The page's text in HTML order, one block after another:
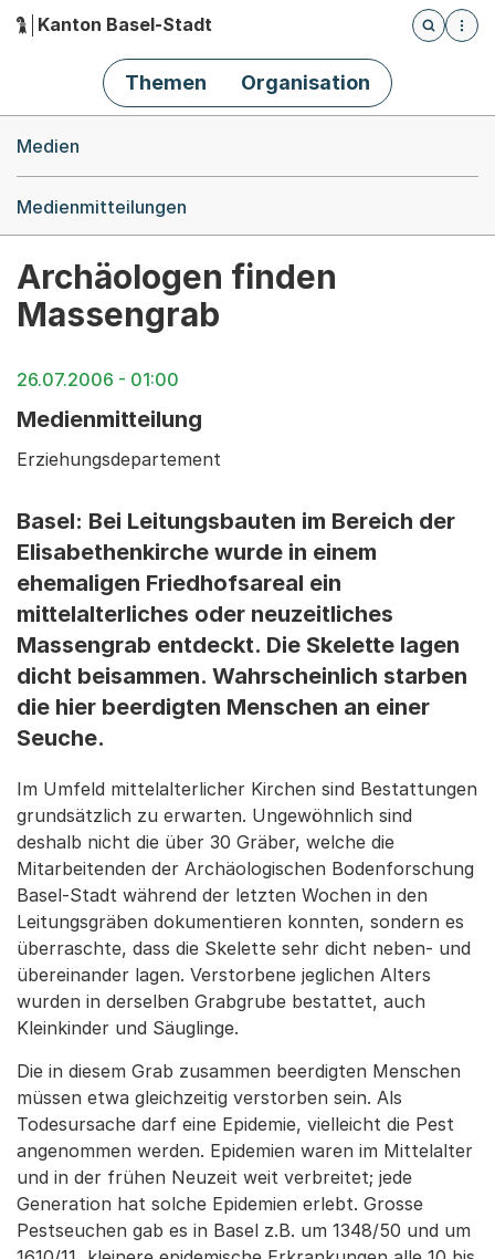
Hauptnavigation
Kanton Basel-Stadt
Öffnet
Themen Organisation
Medien
Medienmitteilungen
Archäologen finden
Massengrab
26.07.2006 - 01:00
Medienmitteilung
Erziehungsdepartement
Basel: Bei Leitungsbauten im Bereich der
Elisabethenkirche wurde in einem
ehemaligen Friedhofsareal ein
mittelalterliches oder neuzeitliches
Massengrab entdeckt. Die Skelette lagen
dicht beisammen. Wahrscheinlich starben
die hier beerdigten Menschen an einer
Seuche.
Im Umfeld mittelalterlicher Kirchen sind Bestattungen
grundsätzlich zu erwarten. Ungewöhnlich sind
deshalb nicht die über 30 Gräber, welche die
Mitarbeitenden der Archäologischen Bodenforschung
Basel-Stadt während der letzten Wochen in den
Leitungsgräben dokumentieren konnten, sondern es
überraschte, dass die Skelette sehr dicht neben- und
übereinander lagen. Verstorbene jeglichen Alters
wurden in derselben Grabgrube bestattet, auch
Kleinkinder und Säuglinge.
Die in diesem Grab zusammen beerdigten Menschen
müssen etwa gleichzeitig verstorben sein. Als
Todesursache darf eine Epidemie, vielleicht die Pest
angenommen werden. Epidemien waren im Mittelalter
und in der frühen Neuzeit weit verbreitet; jede
Generation hat solche Epidemien erlebt. Grosse
Pestseuchen gab es in Basel z.B. um 1348/50 und um